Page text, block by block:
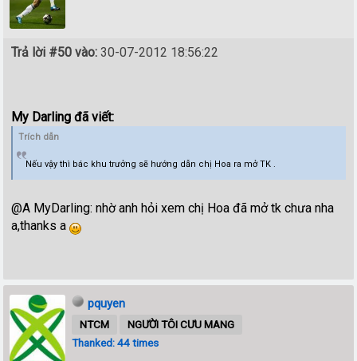
Trả lời #50 vào: 30-07-2012 18:56:22
My Darling đã viết:
Trích dẫn
Nếu vậy thì bác khu trưởng sẽ hướng dẫn chị Hoa ra mở TK .
@A MyDarling: nhờ anh hỏi xem chị Hoa đã mở tk chưa nha
a,thanks a
pquyen
NTCM
NGƯỜI TÔI CƯU MANG
Thanked: 44 times